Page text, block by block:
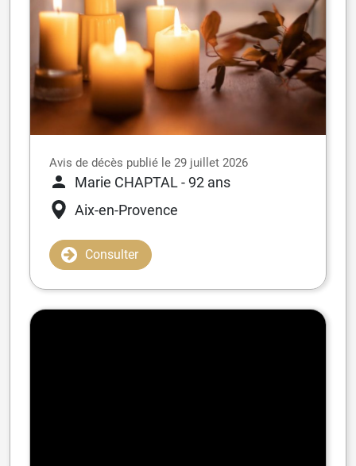
Avis de décès publié le 29 juillet 2026
Marie CHAPTAL - 92 ans
Aix-en-Provence
Consulter